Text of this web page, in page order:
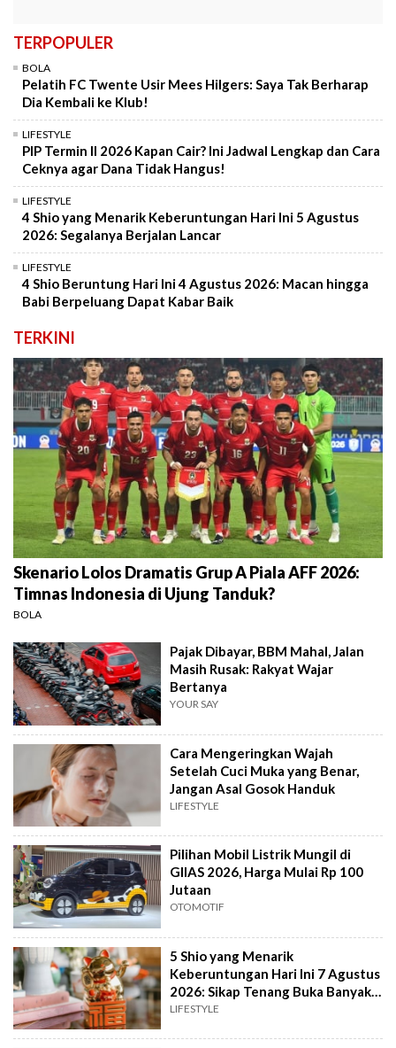
TERPOPULER
BOLA
Pelatih FC Twente Usir Mees Hilgers: Saya Tak Berharap
Dia Kembali ke Klub!
LIFESTYLE
PIP Termin II 2026 Kapan Cair? Ini Jadwal Lengkap dan Cara
Ceknya agar Dana Tidak Hangus!
LIFESTYLE
4 Shio yang Menarik Keberuntungan Hari Ini 5 Agustus
2026: Segalanya Berjalan Lancar
LIFESTYLE
4 Shio Beruntung Hari Ini 4 Agustus 2026: Macan hingga
Babi Berpeluang Dapat Kabar Baik
TERKINI
Skenario Lolos Dramatis Grup A Piala AFF 2026:
Timnas Indonesia di Ujung Tanduk?
BOLA
Pajak Dibayar, BBM Mahal, Jalan
Masih Rusak: Rakyat Wajar
Bertanya
YOUR SAY
Cara Mengeringkan Wajah
Setelah Cuci Muka yang Benar,
Jangan Asal Gosok Handuk
LIFESTYLE
Pilihan Mobil Listrik Mungil di
GIIAS 2026, Harga Mulai Rp 100
Jutaan
OTOMOTIF
5 Shio yang Menarik
Keberuntungan Hari Ini 7 Agustus
2026: Sikap Tenang Buka Banyak
Peluang
LIFESTYLE